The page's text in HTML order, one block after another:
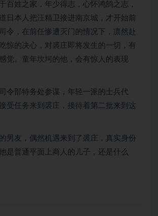
百姓之家，年少得志，心怀鸿鹄之志，
日本人把汪精卫接进南京城，才开始前
令，在前任惨遭灭门的情况下，凛然赴
惊的决心，对裘庄即将发生的一切，有
觉。童年坎坷的他，会有惊人的表现
令部特务处参谋，年轻一派的士兵代
受任务来到裘庄，接待着第二批来到这
男友，偶然机遇来到了裘庄，真实身份
是普通平面上商人的儿子，还是什么